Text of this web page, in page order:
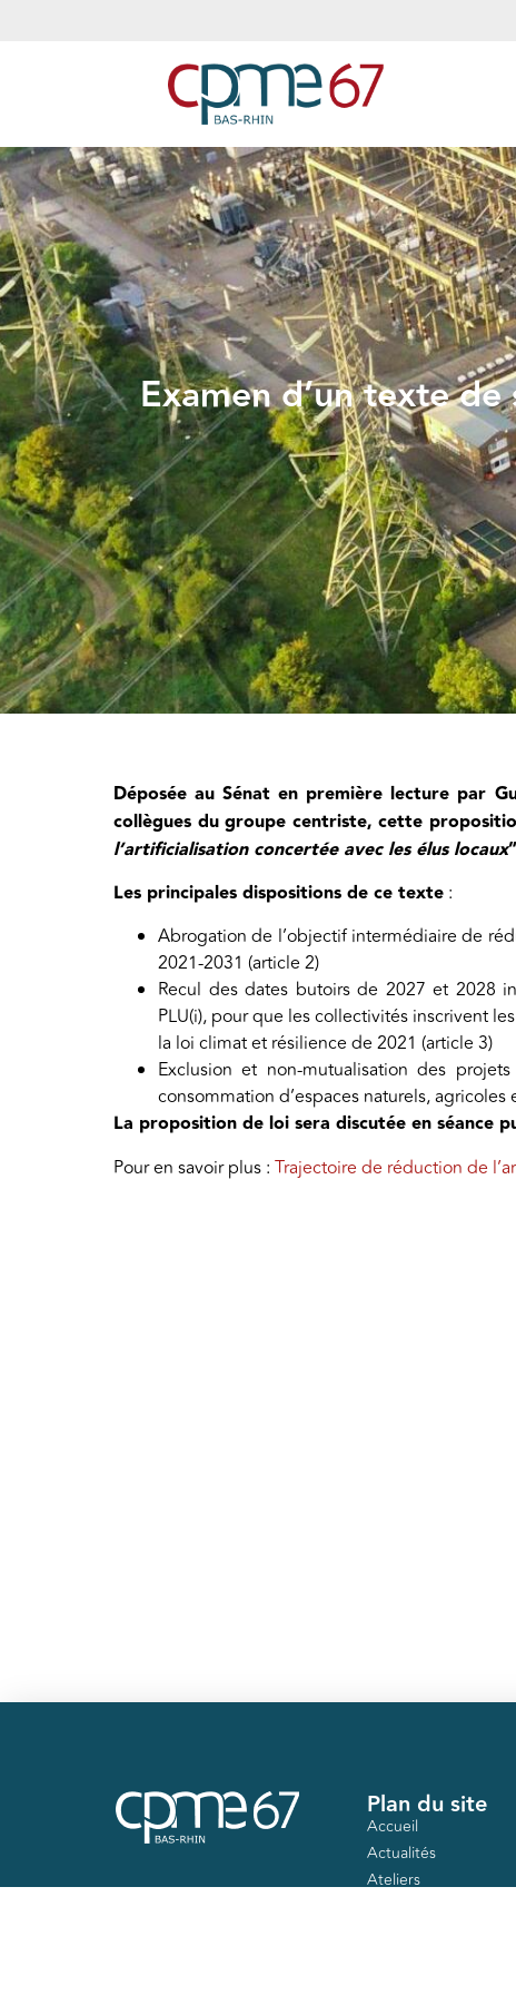
Examen d’un texte
Déposée au Sénat en première lecture par
collègues du groupe centriste, cette
l’artificialisation concertée avec les élus locaux
Les principales dispositions de ce texte :
Abrogation de l’objectif intermédiaire de
2021-2031 (article 2)
Recul des dates butoirs de 2027 et 2028
PLU(i), pour que les collectivités inscrivent
la loi climat et résilience de 2021 (article 3)
Exclusion et non-mutualisation des
consommation d’espaces naturels, agricoles
La proposition de loi sera discutée en séance
Pour en savoir plus : Trajectoire de réduction de
Plan du site
Accueil
Actualités
Ateliers